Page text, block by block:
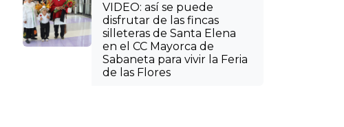
VIDEO: así se puede
disfrutar de las fincas
silleteras de Santa Elena
en el CC Mayorca de
Sabaneta para vivir la Feria
de las Flores